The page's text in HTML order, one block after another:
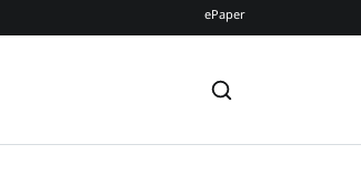
ePaper